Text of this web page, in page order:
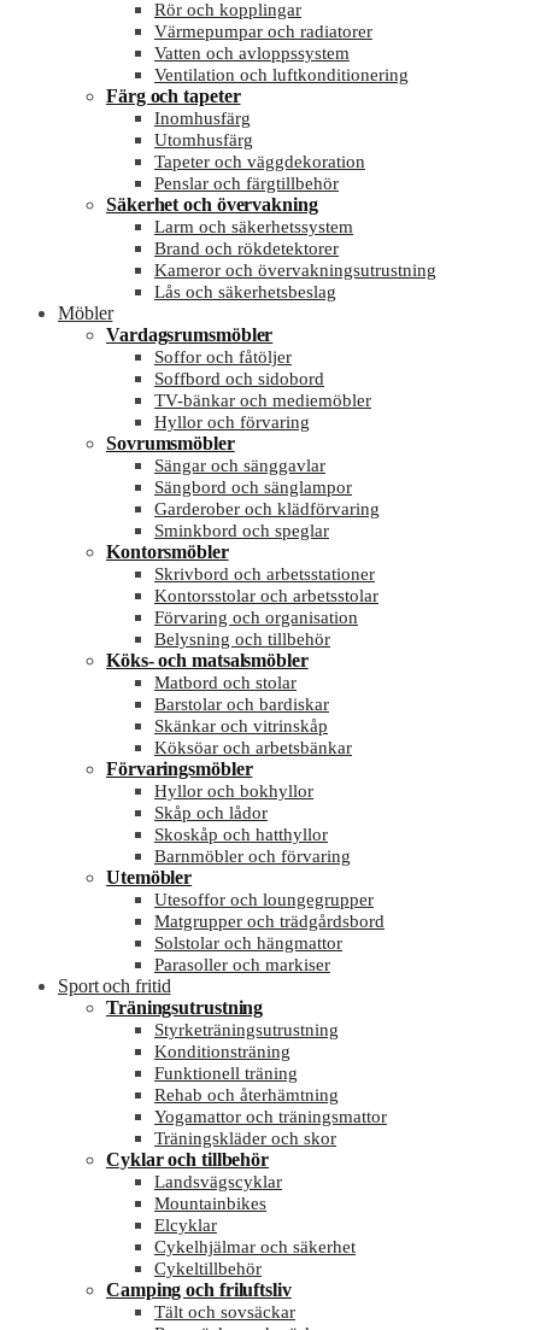
Rör och kopplingar
Värmepumpar och radiatorer
Vatten och avloppssystem
Ventilation och luftkonditionering
Färg och tapeter
Inomhusfärg
Utomhusfärg
Tapeter och väggdekoration
Penslar och färgtillbehör
Säkerhet och övervakning
Larm och säkerhetssystem
Brand och rökdetektorer
Kameror och övervakningsutrustning
Lås och säkerhetsbeslag
Möbler
Vardagsrumsmöbler
Soffor och fåtöljer
Soffbord och sidobord
TV-bänkar och mediemöbler
Hyllor och förvaring
Sovrumsmöbler
Sängar och sänggavlar
Sängbord och sänglampor
Garderober och klädförvaring
Sminkbord och speglar
Kontorsmöbler
Skrivbord och arbetsstationer
Kontorsstolar och arbetsstolar
Förvaring och organisation
Belysning och tillbehör
Köks- och matsalsmöbler
Matbord och stolar
Barstolar och bardiskar
Skänkar och vitrinskåp
Köksöar och arbetsbänkar
Förvaringsmöbler
Hyllor och bokhyllor
Skåp och lådor
Skoskåp och hatthyllor
Barnmöbler och förvaring
Utemöbler
Utesoffor och loungegrupper
Matgrupper och trädgårdsbord
Solstolar och hängmattor
Parasoller och markiser
Sport och fritid
Träningsutrustning
Styrketräningsutrustning
Konditionsträning
Funktionell träning
Rehab och återhämtning
Yogamattor och träningsmattor
Träningskläder och skor
Cyklar och tillbehör
Landsvägscyklar
Mountainbikes
Elcyklar
Cykelhjälmar och säkerhet
Cykeltillbehör
Camping och friluftsliv
Tält och sovsäckar